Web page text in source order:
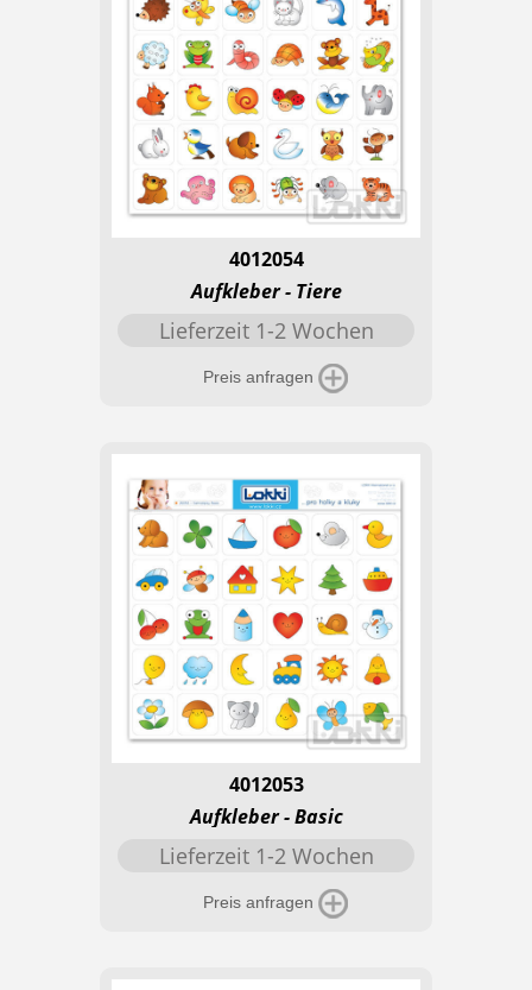
4012054
Aufkleber - Tiere
Lieferzeit 1-2 Wochen
Preis anfragen
4012053
Aufkleber - Basic
Lieferzeit 1-2 Wochen
Preis anfragen